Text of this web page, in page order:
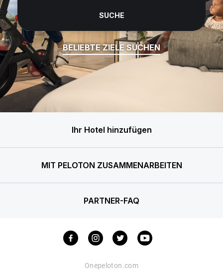
SUCHE
BELIEBTE ZIELE SUCHEN
Ihr Hotel hinzufügen
MIT PELOTON ZUSAMMENARBEITEN
PARTNER-FAQ
Onepeloton.com